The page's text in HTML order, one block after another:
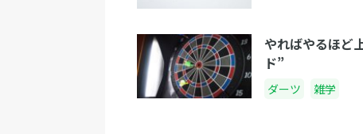
やればやるほど
ド”
ダーツ 雑学